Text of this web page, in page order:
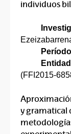
individuos
(FFI2015-
y gramatical